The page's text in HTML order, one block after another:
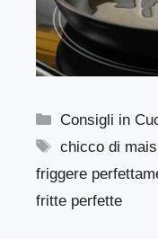
Categorie
Consigli in
Tag
chicco di
friggere
fritte perfette